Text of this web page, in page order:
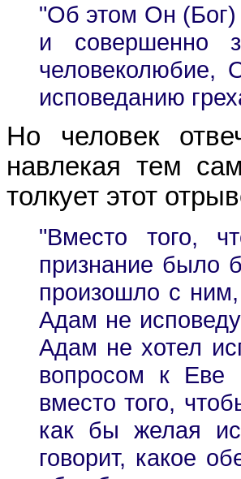
"Об этом Он (Бог)
и совершенно
человеколюбие,
исповеданию
Но человек
навлекая тем
толкует этот
"Вместо того,
признание было
произошло с
Адам не
Адам не хотел
вопросом к Еве
вместо того,
как бы желая
говорит, какое